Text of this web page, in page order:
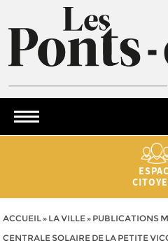
ACCUEIL» LA VILLE» PUBLICATIONS
CENTRALE SOLAIRE DE LA PETITE